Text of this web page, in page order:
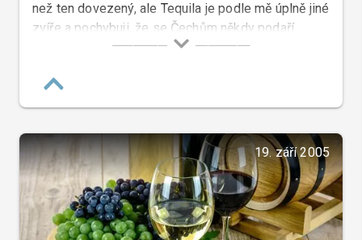
než ten dovezený, ale Tequila je podle mě úplně jiné
zvíře a pochybuji, že se Čechům někdy podaří
tequilu udělat takovou jakou ji dělají v Mexiku a mně
poslední návštěvě Mexika tak trochu okoukl.
19. září 2005